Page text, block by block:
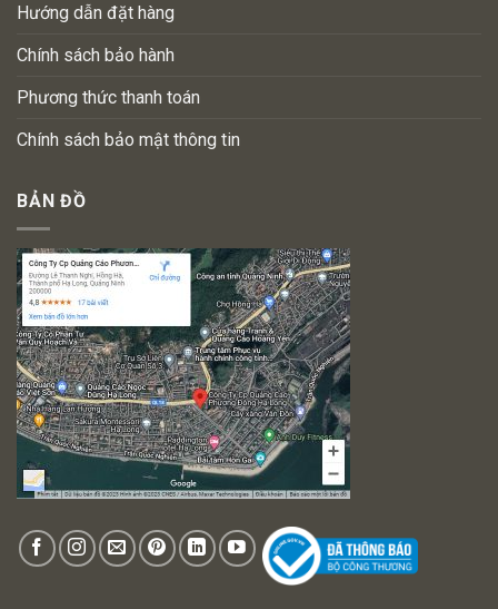
Hướng dẫn đặt hàng
Chính sách bảo hành
Phương thức thanh toán
Chính sách bảo mật thông tin
BẢN ĐỒ